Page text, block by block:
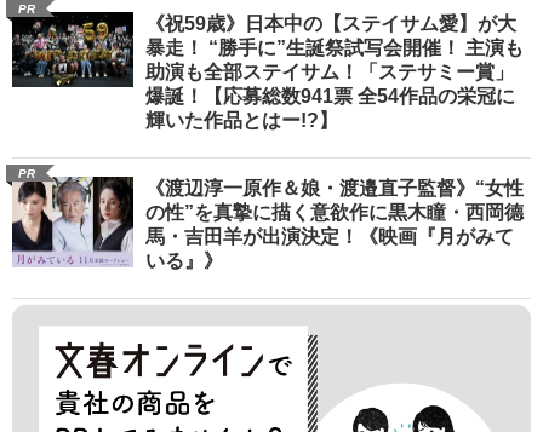
PR
《祝59歳》日本中の【ステイサム愛】が大
暴走！ “勝手に”生誕祭試写会開催！ 主演も
助演も全部ステイサム！「ステサミー賞」
爆誕！【応募総数941票 全54作品の栄冠に
輝いた作品とはー!?】
PR
《渡辺淳一原作＆娘・渡邉直子監督》“女性
の性”を真摯に描く意欲作に黒木瞳・西岡德
馬・吉田羊が出演決定！《映画『月がみて
いる』》